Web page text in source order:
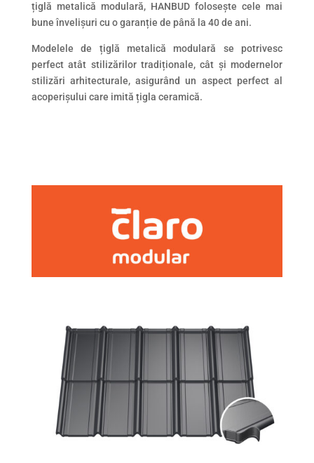
țiglă metalică modulară, HANBUD folosește cele mai
bune învelișuri cu o garanție de până la 40 de ani.
Modelele de țiglă metalică modulară se potrivesc
perfect atât stilizărilor tradiționale, cât și modernelor
stilizări arhitecturale, asigurând un aspect perfect al
acoperișului care imită țigla ceramică.